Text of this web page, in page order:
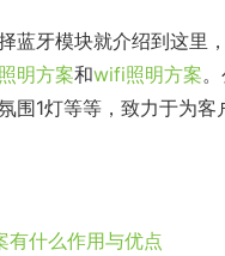
蓝牙模块就介绍到这里
明方案和wifi照明方案
围1灯等等，致力于为客
有什么作用与优点